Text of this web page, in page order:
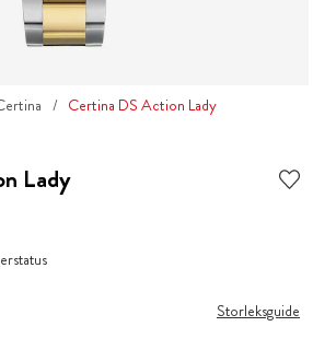
Certina DS Action Lady
Lady
Storleksguide